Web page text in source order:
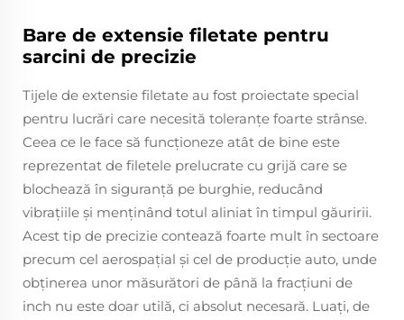
Bare de extensie filetate pentru
sarcini de precizie
Tijele de extensie filetate au fost proiectate special
pentru lucrări care necesită toleranțe foarte strânse.
Ceea ce le face să funcționeze atât de bine este
reprezentat de filetele prelucrate cu grijă care se
blochează în siguranță pe burghie, reducând
vibrațiile și menținând totul aliniat în timpul găuririi.
Acest tip de precizie contează foarte mult în sectoare
precum cel aerospațial și cel de producție auto, unde
obținerea unor măsurători de până la fracțiuni de
inch nu este doar utilă, ci absolut necesară. Luați, de